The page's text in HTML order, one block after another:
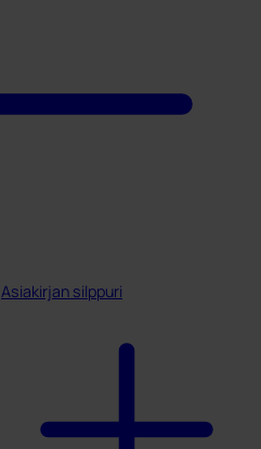
Asiakirjan silppuri